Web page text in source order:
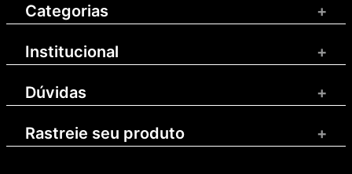
Categorias +
Institucional +
Dúvidas +
Rastreie seu produto +